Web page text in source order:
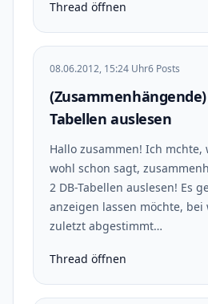
Thread öffnen
08.06.2012, 15:24 Uhr6 Posts
Tabellen auslesen
Hallo zusammen! Ich
wohl schon sagt,
2 DB-Tabellen auslesen! Es
anzeigen lassen möchte,
zuletzt abgestimmt…
Thread öffnen